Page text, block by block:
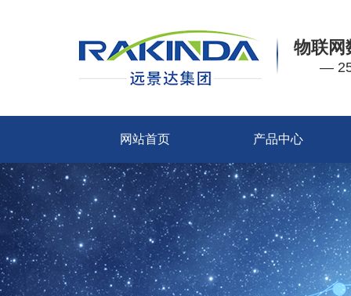
物联网
—
网站首页 产品中心